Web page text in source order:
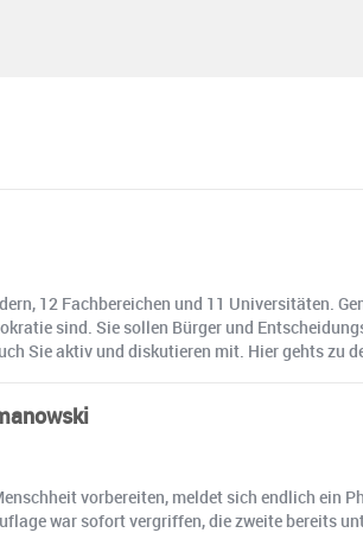
12 Fachbereichen und 11 Universitäten.
sind. Sie sollen Bürger und
Sie aktiv und diskutieren mit. Hier gehts
vorbereiten, meldet sich endlich ein
war sofort vergriffen, die zweite bereits